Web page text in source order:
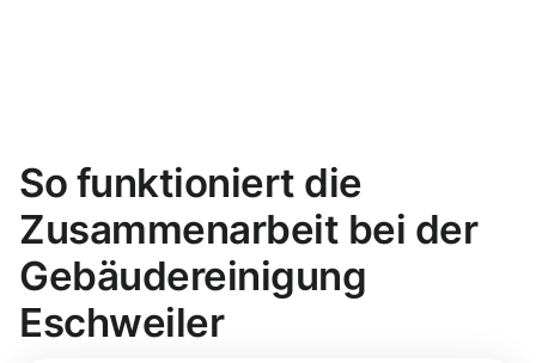
So funktioniert die
Zusammenarbeit bei der
Gebäudereinigung
Eschweiler